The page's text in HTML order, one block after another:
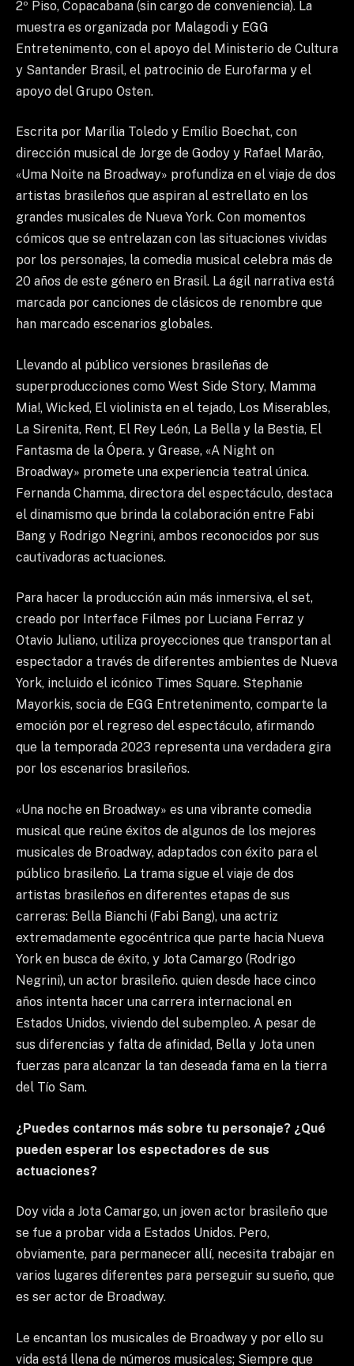
2º Piso, Copacabana (sin cargo de conveniencia). La
muestra es organizada por Malagodi y EGG
Entretenimento, con el apoyo del Ministerio de Cultura
y Santander Brasil, el patrocinio de Eurofarma y el
apoyo del Grupo Osten.
Escrita por Marília Toledo y Emílio Boechat, con
dirección musical de Jorge de Godoy y Rafael Marão,
«Uma Noite na Broadway» profundiza en el viaje de dos
artistas brasileños que aspiran al estrellato en los
grandes musicales de Nueva York. Con momentos
cómicos que se entrelazan con las situaciones vividas
por los personajes, la comedia musical celebra más de
20 años de este género en Brasil. La ágil narrativa está
marcada por canciones de clásicos de renombre que
han marcado escenarios globales.
Llevando al público versiones brasileñas de
superproducciones como West Side Story, Mamma
Mia!, Wicked, El violinista en el tejado, Los Miserables,
La Sirenita, Rent, El Rey León, La Bella y la Bestia, El
Fantasma de la Ópera. y Grease, «A Night on
Broadway» promete una experiencia teatral única.
Fernanda Chamma, directora del espectáculo, destaca
el dinamismo que brinda la colaboración entre Fabi
Bang y Rodrigo Negrini, ambos reconocidos por sus
cautivadoras actuaciones.
Para hacer la producción aún más inmersiva, el set,
creado por Interface Filmes por Luciana Ferraz y
Otavio Juliano, utiliza proyecciones que transportan al
espectador a través de diferentes ambientes de Nueva
York, incluido el icónico Times Square. Stephanie
Mayorkis, socia de EGG Entretenimento, comparte la
emoción por el regreso del espectáculo, afirmando
que la temporada 2023 representa una verdadera gira
por los escenarios brasileños.
«Una noche en Broadway» es una vibrante comedia
musical que reúne éxitos de algunos de los mejores
musicales de Broadway, adaptados con éxito para el
público brasileño. La trama sigue el viaje de dos
artistas brasileños en diferentes etapas de sus
carreras: Bella Bianchi (Fabi Bang), una actriz
extremadamente egocéntrica que parte hacia Nueva
York en busca de éxito, y Jota Camargo (Rodrigo
Negrini), un actor brasileño. quien desde hace cinco
años intenta hacer una carrera internacional en
Estados Unidos, viviendo del subempleo. A pesar de
sus diferencias y falta de afinidad, Bella y Jota unen
fuerzas para alcanzar la tan deseada fama en la tierra
del Tío Sam.
¿Puedes contarnos más sobre tu personaje? ¿Qué
pueden esperar los espectadores de sus
actuaciones?
Doy vida a Jota Camargo, un joven actor brasileño que
se fue a probar vida a Estados Unidos. Pero,
obviamente, para permanecer allí, necesita trabajar en
varios lugares diferentes para perseguir su sueño, que
es ser actor de Broadway.
Le encantan los musicales de Broadway y por ello su
vida está llena de números musicales; Siempre que